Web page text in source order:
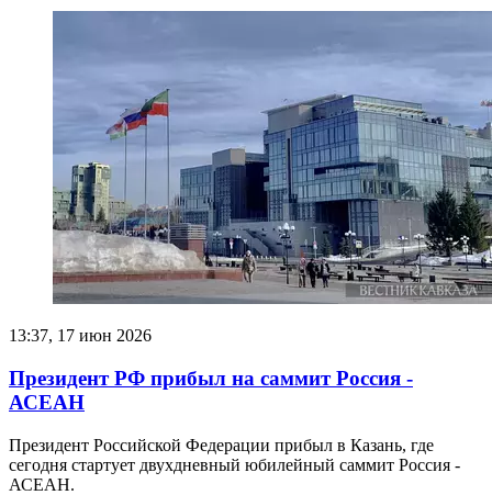
13:37, 17 июн 2026
Президент РФ прибыл на саммит Россия -
АСЕАН
Президент Российской Федерации прибыл в Казань, где
сегодня стартует двухдневный юбилейный саммит Россия -
АСЕАН.